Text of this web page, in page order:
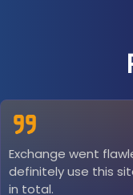
Exchange went
definitely use this
in total.